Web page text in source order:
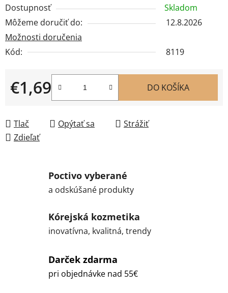
Dostupnosť
Skladom
Môžeme doručiť do:
12.8.2026
Možnosti doručenia
Kód:
8119
€1,69
Jednotková cena:
DO KOŠÍKA
Tlač Opýtať sa
Strážiť
Zdieľať
Poctivo vyberané
a odskúšané produkty
Kórejská kozmetika
inovatívna, kvalitná, trendy
Darček zdarma
pri objednávke nad 55€